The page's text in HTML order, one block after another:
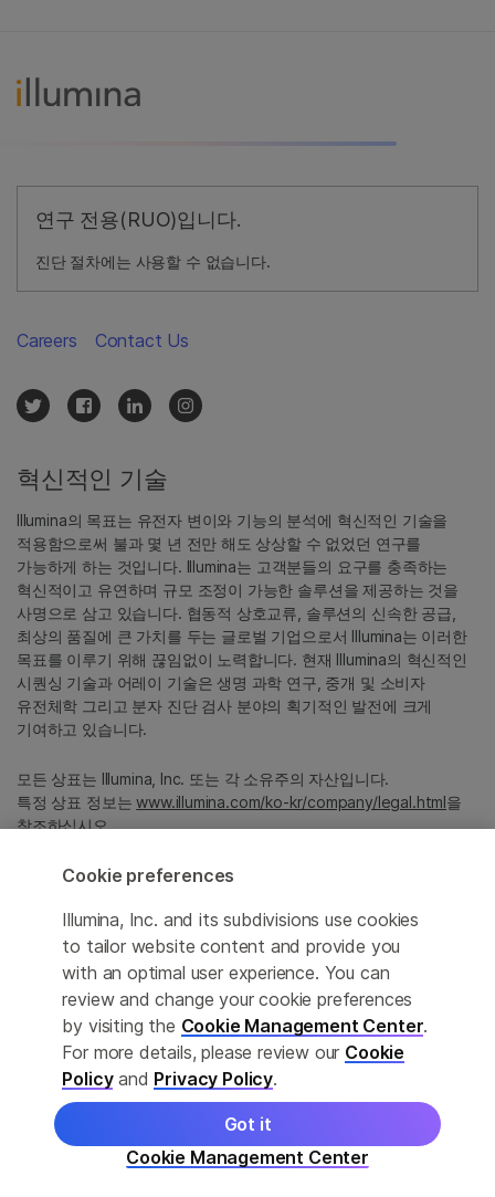
연구 전용(RUO)입니다.
진단 절차에는 사용할 수 없습니다.
정확한 번역을 제공하고자 합당한 노력을 기울였으나, 자동 번역은
완벽하지 않으며, 그 목적 또한 원문을 대체하기 위함이 아닙니다.
공식 콘텐츠는 영문 버전의 원문 콘텐츠임을 참고 부탁드립니다.
혁신적인 기술
Illumina의 목표는 유전자 변이와 기능의 분석에 혁신적인 기술을
적용함으로써 불과 몇 년 전만 해도 상상할 수 없었던 연구를
가능하게 하는 것입니다. Illumina는 고객분들의 요구를 충족하는
혁신적이고 유연하며 규모 조정이 가능한 솔루션을 제공하는 것을
사명으로 삼고 있습니다. 협동적 상호교류, 솔루션의 신속한 공급,
최상의 품질에 큰 가치를 두는 글로벌 기업으로서 Illumina는 이러한
목표를 이루기 위해 끊임없이 노력합니다. 현재 Illumina의 혁신적인
시퀀싱 기술과 어레이 기술은 생명 과학 연구, 중개 및 소비자
유전체학 그리고 분자 진단 검사 분야의 획기적인 발전에 크게
기여하고 있습니다.
모든 상표는 Illumina, Inc. 또는 각 소유주의 자산입니다.
특정 상표 정보는www.illumina.com/ko-kr/company/legal.html을
참조하십시오.
Privacy Policy
Careers Contact Us
© 2026 Illumina, Inc. All rights reserved.
Cookie preferences
Illumina, Inc. and its subdivisions use cookies
to tailor website content and provide you
with an optimal user experience. You can
review and change your cookie preferences
by visiting the Cookie Management Center.
For more details, please review our Cookie
Policyand Privacy Policy.
Cookie Management Center
Got it